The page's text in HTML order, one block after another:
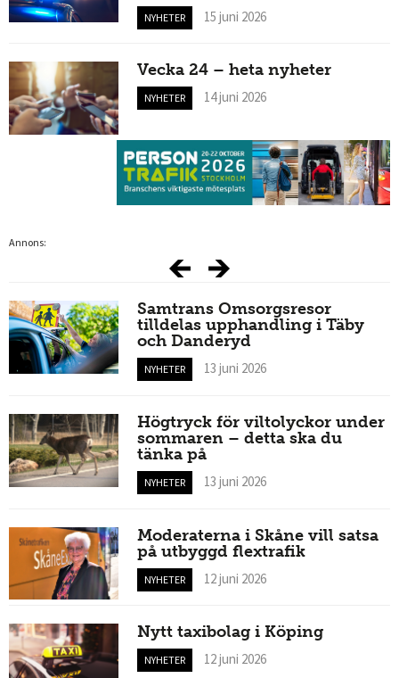
NYHETER 15 juni 2026
Vecka 24 – heta nyheter
NYHETER 14 juni 2026
Annons:
Samtrans Omsorgsresor
tilldelas upphandling i Täby
och Danderyd
NYHETER 13 juni 2026
Högtryck för viltolyckor under
sommaren – detta ska du
tänka på
NYHETER 13 juni 2026
Moderaterna i Skåne vill satsa
på utbyggd flextrafik
NYHETER 12 juni 2026
Nytt taxibolag i Köping
NYHETER 12 juni 2026